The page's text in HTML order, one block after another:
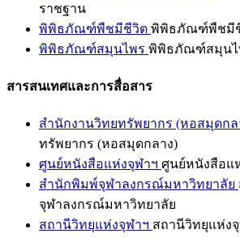
ราชฐาน
พิพิธภัณฑ์พืชมีชีวิต พิพิธภัณฑ์พืชมี
พิพิธภัณฑ์สมุนไพร พิพิธภัณฑ์สมุนไ
สารสนเทศและการสื่อสาร
สำนักงานวิทยทรัพยากร (หอสมุดกล
ทรัพยากร (หอสมุดกลาง)
ศูนย์หนังสือแห่งจุฬาฯ ศูนย์หนังสือแ
สำนักพิมพ์จุฬาลงกรณ์มหาวิทยาลัย
จุฬาลงกรณ์มหาวิทยาลัย
สถานีวิทยุแห่งจุฬาฯ สถานีวิทยุแห่ง